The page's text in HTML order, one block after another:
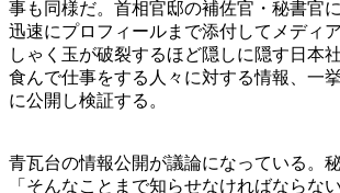
事も同様だ。首相官邸の補佐官・秘書官
迅速にプロフィールまで添付してメディ
しゃく玉が破裂するほど隠しに隠す日本
食んで仕事をする人々に対する情報、一
に公開し検証する。
青瓦台の情報公開が議論になっている。
「そんなことまで知らせなければならな